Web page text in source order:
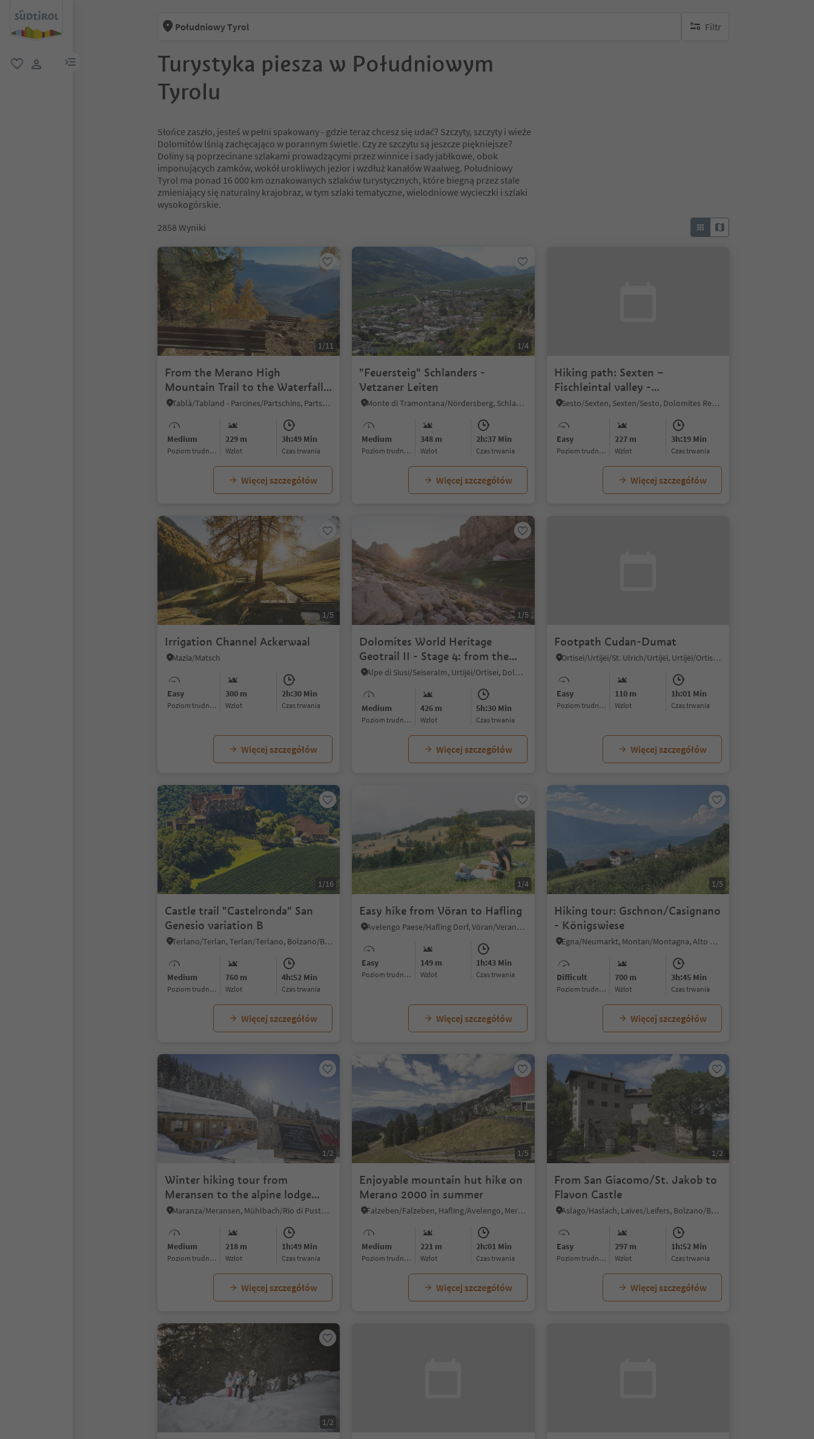
link menu
Południowy Tyrol Filtr
brak aktywnych filtrów
Turystyka piesza w Południowym
Tyrolu
Słońce zaszło, jesteś w pełni spakowany - gdzie teraz chcesz się udać? Szczyty, szczyty i wieże
Dolomitów lśnią zachęcająco w porannym świetle. Czy ze szczytu są jeszcze piękniejsze?
Doliny są poprzecinane szlakami prowadzącymi przez winnice i sady jabłkowe, obok
imponujących zamków, wokół urokliwych jezior i wzdłuż kanałów Waalweg. Południowy
Tyrol ma ponad 16 000 km oznakowanych szlaków turystycznych, które biegną przez stale
zmieniający się naturalny krajobraz, w tym szlaki tematyczne, wielodniowe wycieczki i szlaki
wysokogórskie.
2858 Wyniki
1/11
From the Merano High
Mountain Trail to the Waterfall
Alpine Trail
Tablà/Tabland - Parcines/Partschins, Partschins/Parcines, Meran/Merano and environs
Medium
Poziom trudności
229 m
Wzlot
3h:49 Min
czas trwania
Więcej szczegółów
1/4
"Feuersteig" Schlanders -
Vetzaner Leiten
Monte di Tramontana/Nördersberg, Schlanders/Silandro, Vinschgau/Val Venosta
Medium
Poziom trudności
348 m
Wzlot
2h:37 Min
czas trwania
Więcej szczegółów
Hiking path: Sexten –
Fischleintal valley -
Talschlusshütte hut
Sesto/Sexten, Sexten/Sesto, Dolomites Region 3 Zinnen
Easy
Poziom trudności
227 m
Wzlot
3h:19 Min
czas trwania
Więcej szczegółów
1/5
Irrigation Channel Ackerwaal
Mazia/Matsch
Easy
Poziom trudności
300 m
Wzlot
2h:30 Min
czas trwania
Więcej szczegółów
1/5
Dolomites World Heritage
Geotrail II - Stage 4: from the
Tierser Alpl Hut to Ortisei/St. Alpe di Siusi/Seiseralm, Urtijëi/Ortisei, Dolomites Region Val Gardena
Medium
Poziom trudności
426 m
Wzlot
5h:30 Min
czas trwania
Więcej szczegółów
Footpath Cudan-Dumat
Ortisei/Urtijëi/St. Ulrich/Urtijëi, Urtijëi/Ortisei, Dolomites Region Val Gardena
Easy
Poziom trudności
110 m
Wzlot
1h:01 Min
czas trwania
Więcej szczegółów
1/16
Castle trail "Castelronda" San
Genesio variation B
Terlano/Terlan, Terlan/Terlano, Bolzano/Bozen and environs
Medium
Poziom trudności
760 m
Wzlot
4h:52 Min
czas trwania
Więcej szczegółów
1/4
Easy hike from Vöran to Hafling
Avelengo Paese/Hafling Dorf, Vöran/Verano, Meran/Merano and environs
Easy
Poziom trudności
149 m
Wzlot
1h:43 Min
czas trwania
Więcej szczegółów
1/5
Hiking tour: Gschnon/Casignano
- Königswiese
Egna/Neumarkt, Montan/Montagna, Alto Adige Wine Road
Difficult
Poziom trudności
700 m
Wzlot
3h:45 Min
czas trwania
Więcej szczegółów
1/2
Winter hiking tour from
Meransen to the alpine lodge
Bacherhütte
Maranza/Meransen, Mühlbach/Rio di Pusteria, Brixen/Bressanone and environs
Medium
Poziom trudności
218 m
Wzlot
1h:49 Min
czas trwania
Więcej szczegółów
1/5
Enjoyable mountain hut hike on
Merano 2000 in summer
Falzeben/Falzeben, Hafling/Avelengo, Meran/Merano and environs
Medium
Poziom trudności
221 m
Wzlot
2h:01 Min
czas trwania
Więcej szczegółów
1/2
From San Giacomo/St. Jakob to
Flavon Castle
Aslago/Haslach, Laives/Leifers, Bolzano/Bozen and environs
Easy
Poziom trudności
297 m
Wzlot
1h:52 Min
czas trwania
Więcej szczegółów
1/2